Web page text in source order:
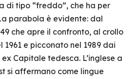
di tipo “freddo”, che ha per
parabola è evidente: dal
che apre il confronto, al crollo
1961 e picconato nel 1989 dai
Capitale tedesca. L’inglese a
si affermano come lingue